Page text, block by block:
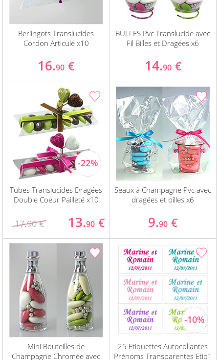
Berlingots Translucides
Cordon Articulé x10
16.90 €
BULLES Pvc Translucide avec
Fil Billes et Dragées x6
14.90 €
Tubes Translucides Dragées
Double Coeur Pailleté x10
17.90 € 13.90 €
Seaux à Champagne Pvc avec
dragées et billes x6
9.90 €
Mini Bouteilles de
Champagne Chromée avec
25 Etiquettes Autocollantes
Prénoms Transparentes Etiq1